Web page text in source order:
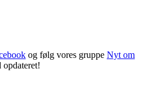
og følg vores gruppe Nyt om
opdateret!